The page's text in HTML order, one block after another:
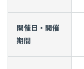
開催日・開催
期間